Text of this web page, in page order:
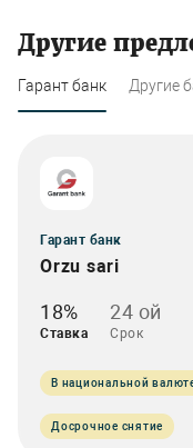
Другие
Гарант банк Другие
Гарант банк
Orzu sari
18%
Ставка
24 ой
Срок
В национальной
Досрочное снятие